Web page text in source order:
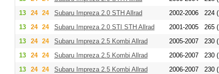
13
24 24 Subaru Impreza 2.0 STH Allrad 2002-2006
224
13
24 24 Subaru Impreza 2.0 STI STH Allrad 2001-2005
265
13
24 24 Subaru Impreza 2.5 Kombi Allrad 2005-2007
230
13
24 24 Subaru Impreza 2.5 Kombi Allrad 2006-2007
230
13
24 24 Subaru Impreza 2.5 Kombi Allrad 2006-2007
230